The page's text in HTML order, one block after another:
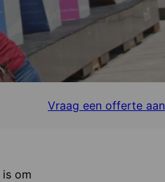
Vraag een offerte aan
om